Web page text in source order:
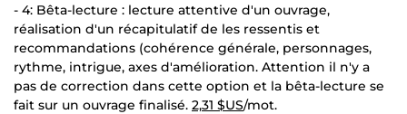
- 4: Bêta-lecture : lecture attentive d'un ouvrage,
réalisation d'un récapitulatif de les ressentis et
recommandations (cohérence générale, personnages,
rythme, intrigue, axes d'amélioration. Attention il n'y a
pas de correction dans cette option et la bêta-lecture se
fait sur un ouvrage finalisé. 2,31 $US/mot.